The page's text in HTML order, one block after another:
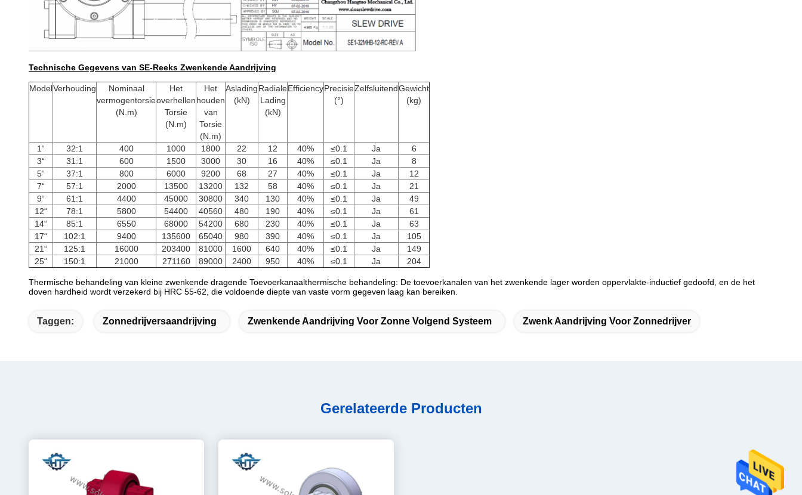
Technische Gegevens van SE-Reeks Zwenkende Aandrijving
ModelVerhouding
Nominaal
vermogentorsie
(N.m)
Het
overhellen
Torsie
(N.m)
Het
houden
van
Torsie
(N.m)
Aslading
(kN)
Radiale
Lading
(kN)
EfficiencyPrecisie
(°)
ZelfsluitendGewicht
(kg)
1“ 32:1 400 1000 1800 22 12 40% ≤0.1 Ja
6
3“
31:1 600 1500 3000 30 16 40% ≤0.1 Ja
8
5“
37:1 800 6000 9200 68 27 40% ≤0.1 Ja
12
7“
57:1 2000 13500 13200 132 58 40% ≤0.1 Ja
21
9“
61:1 4400 45000 30800 340 130 40% ≤0.1 Ja
49
12“
78:1 5800 54400 40560 480 190 40% ≤0.1 Ja
61
14“
85:1 6550 68000 54200 680 230 40% ≤0.1 Ja
63
17“
102:1 9400 135600 65040 980 390 40% ≤0.1 Ja
105
21“
125:1 16000 203400 81000 1600 640 40% ≤0.1 Ja
149
25“
150:1 21000 271160 89000 2400 950 40% ≤0.1 Ja 204
Thermische behandeling van kleine zwenkende dragende Toevoerkanaalthermische behandeling: De toevoerkanalen van het zwenkende lager worden oppervlakte-inductief gedoofd, en de het
doven hardheid wordt verzekerd bij HRC 55-62, die voldoende diepte van vaste vorm gegeven laag kan bereiken.
Taggen: Zonnedrijversaandrijving Zwenkende Aandrijving Voor Zonne Volgend Systeem Zwenk Aandrijving Voor Zonnedrijver
Gerelateerde Producten